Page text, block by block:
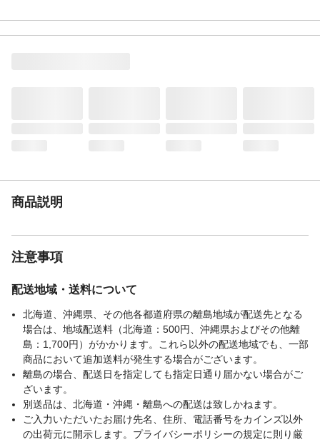
本体サイズ-幅(cm)
50
JANコード
商品説明
注意事項
配送地域・送料について
北海道、沖縄県、その他各都道府県の離島地域が配送先となる
場合は、地域配送料（北海道：500円、沖縄県およびその他離
島：1,700円）がかかります。これら以外の配送地域でも、一部
商品において追加送料が発生する場合がございます。
離島の場合、配送日を指定しても指定日通り届かない場合がご
ざいます。
別送品は、北海道・沖縄・離島への配送は致しかねます。
ご入力いただいたお届け先名、住所、電話番号をカインズ以外
の出荷元に開示します。プライバシーポリシーの規定に則り厳